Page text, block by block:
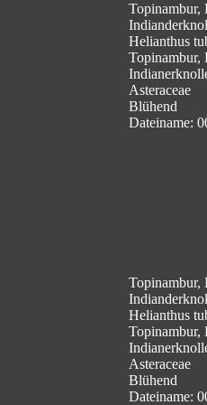
Topinambur,
Helianthus
Topinambur,
Asteraceae
Blühend
Dateiname:
Topinambur,
Helianthus
Topinambur,
Asteraceae
Blühend
Dateiname: